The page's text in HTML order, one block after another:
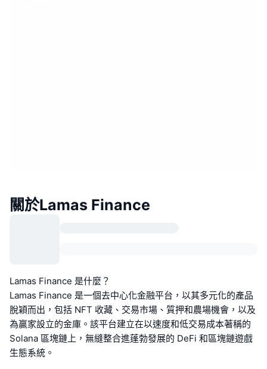
關於Lamas Finance
Lamas Finance 是什麼？
Lamas Finance 是一個去中心化金融平台，以其多元化的產品
脫穎而出，包括 NFT 收藏、交易市場、質押和農場機會，以及
為贏家設立的金庫。該平台建立在以速度和低交易成本著稱的
Solana 區塊鏈上，無縫整合進蓬勃發展的 DeFi 和區塊鏈遊戲
生態系統。